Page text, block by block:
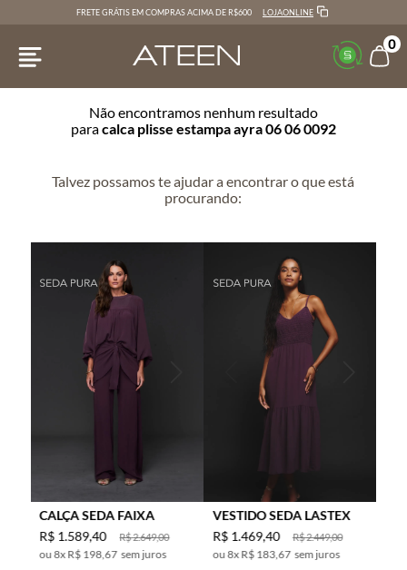
FRETE GRÁTIS EM COMPRAS ACIMA DE R$600 LOJAONLINE
0
Não encontramos nenhum resultado
paracalca plisse estampa ayra 06 06 0092
Talvez possamos te ajudar a encontrar o que está
procurando:
CALÇA SEDA FAIXA
R$2.649,00
R$ 1.589,40
8x R$ 198,67 sem juros
VESTIDO SEDA LASTEX
R$2.449,00
R$ 1.469,40
8x R$ 183,67 sem juros